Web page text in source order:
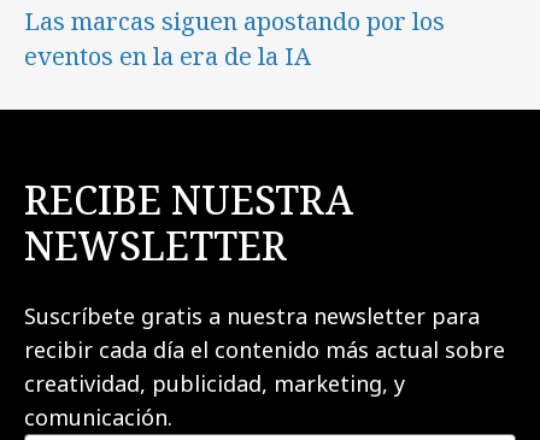
Las marcas siguen apostando por los
eventos en la era de la IA
RECIBE NUESTRA
NEWSLETTER
Suscríbete gratis a nuestra newsletter para
recibir cada día el contenido más actual sobre
creatividad, publicidad, marketing, y
comunicación.